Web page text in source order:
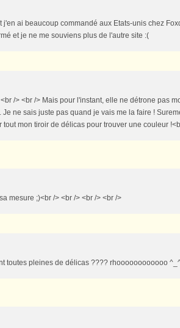
j'en ai beaucoup commandé aux Etats-unis chez
et je ne me souviens plus de l'autre site :(
/> <br /> Mais pour l'instant, elle ne détrone pas
ne sais juste pas quand je vais me la faire !
mon tiroir de délicas pour trouver une couleur
mesure ;)<br /> <br /> <br /> <br />
toutes pleines de délicas ???? rhoooooooooooo